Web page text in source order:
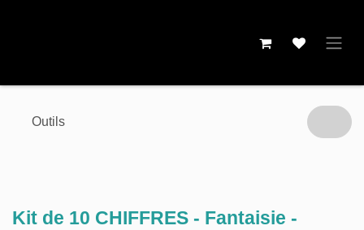
Outils
Kit de 10 CHIFFRES - Fantaisie -